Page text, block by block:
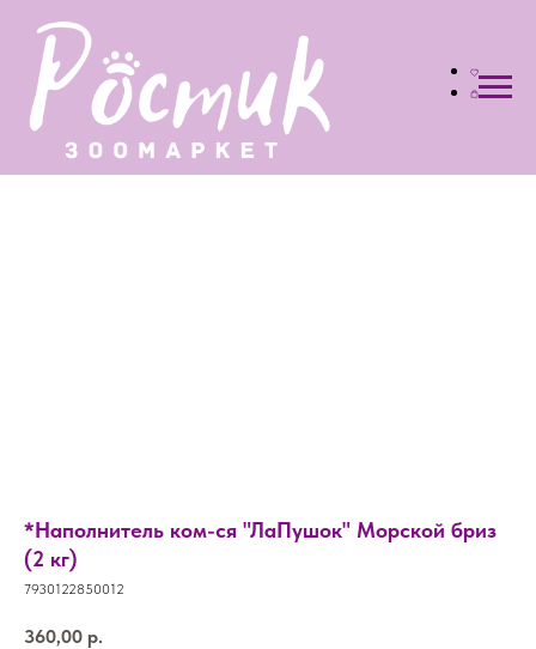
*Наполнитель ком-ся "ЛаПушок" Морской бриз
(2 кг)
7930122850012
360,00 р.